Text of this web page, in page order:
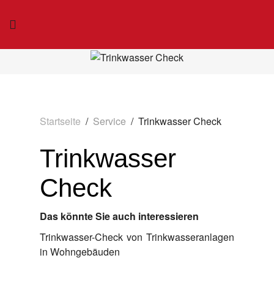
Startseite Service Trinkwasser Check
Trinkwasser
Check
Das könnte Sie auch interessieren
Trinkwasser-Check von Trinkwasseranlagen
in Wohngebäuden